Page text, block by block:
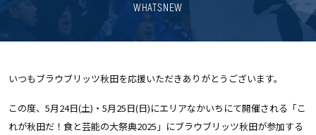
WHATSNEW
いつもブラウブリッツ秋田を応援いただきありがとうございます。
この度、5月24日(土)・5月25日(日)にエリアなかいちにて開催される「こ
れが秋田だ！食と芸能の大祭典2025」にブラウブリッツ秋田が参加する